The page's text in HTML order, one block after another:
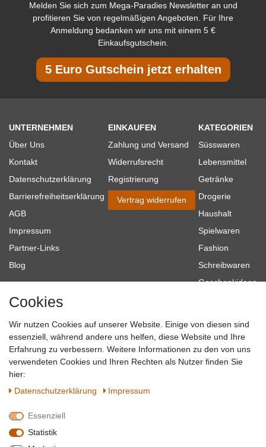
Melden Sie sich zum Mega-Paradies Newsletter an und
profitieren Sie von regelmäßigen Angeboten. Für Ihre
Anmeldung bedanken wir uns mit einem 5 €
Einkaufsgutschein.
5 Euro Gutschein jetzt erhalten
UNTERNEHMEN
Über Uns
Kontakt
Datenschutzerklärung
Barrierefreiheitserklärung
AGB
Impressum
Partner-Links
Blog
EINKAUFEN
Zahlung und Versand
Widerrufsrecht
Registrierung
Vertrag widerrufen
KATEGORIEN
Süsswaren
Lebensmittel
Getränke
Drogerie
Haushalt
Spielwaren
Fashion
Schreibwaren
Geschenkideen
Topmarken
SICHER EINKAUFEN
QUALITÄT
WIR AKZEPTIEREN
Cookies
Wir nutzen Cookies auf unserer Website. Einige von diesen sind
essenziell, während andere uns helfen, diese Website und Ihre
Erfahrung zu verbessern. Weitere Informationen zu den von uns
verwendeten Cookies und Ihren Rechten als Nutzer finden Sie
hier:
Daten­schutz­erklärung
Impressum
Essenziell
Statistik